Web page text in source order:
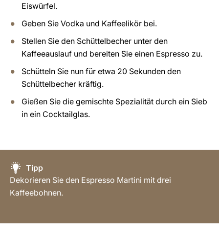
Eiswürfel.
Geben Sie Vodka und Kaffeelikör bei.
Stellen Sie den Schüttelbecher unter den
Kaffeeauslauf und bereiten Sie einen Espresso zu.
Schütteln Sie nun für etwa 20 Sekunden den
Schüttelbecher kräftig.
Gießen Sie die gemischte Spezialität durch ein Sieb
in ein Cocktailglas.
Tipp
Dekorieren Sie den Espresso Martini mit drei
Kaffeebohnen.